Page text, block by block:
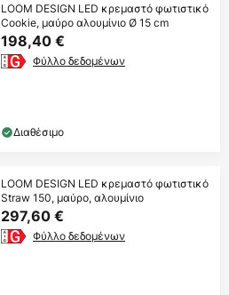
LOOM DESIGN LED κρεμαστό φωτιστικό
Cookie, μαύρο αλουμίνιο Ø 15 cm
198,40 €
Φύλλο δεδομένων
Διαθέσιμο
LOOM DESIGN LED κρεμαστό φωτιστικό
Straw 150, μαύρο, αλουμίνιο
297,60 €
Φύλλο δεδομένων